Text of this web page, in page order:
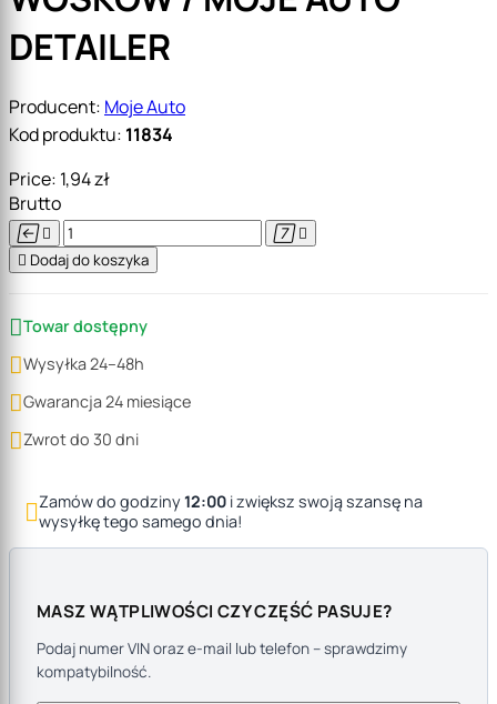
DETAILER
Producent: Moje Auto
Kod produktu: 11834
Price: 1,94 zł
Brutto
   
 Dodaj do koszyka
Towar dostępny
Wysyłka 24–48h
Gwarancja 24 miesiące
Zwrot do 30 dni
Zamów do godziny12:00i zwiększ swoją szansę na
wysyłkę tego samego dnia!
MASZ WĄTPLIWOŚCI CZY CZĘŚĆ PASUJE?
Podaj numer VIN oraz e-mail lub telefon – sprawdzimy
kompatybilność.